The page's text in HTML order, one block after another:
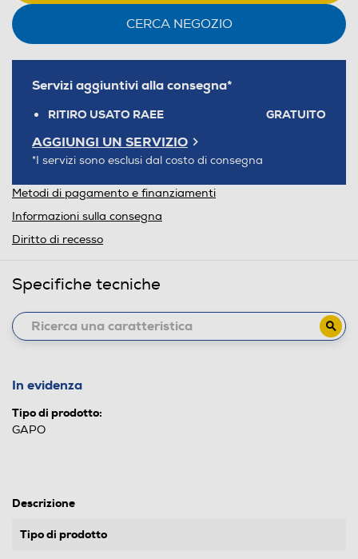
CERCA NEGOZIO
Servizi aggiuntivi alla consegna*
RITIRO USATO RAEE GRATUITO
AGGIUNGI UN SERVIZIO
*I servizi sono esclusi dal costo di consegna
Metodi di pagamento e finanziamenti
Informazioni sulla consegna
Diritto di recesso
Specifiche tecniche
In evidenza
Tipo di prodotto:
GAPO
Descrizione
Tipo di prodotto